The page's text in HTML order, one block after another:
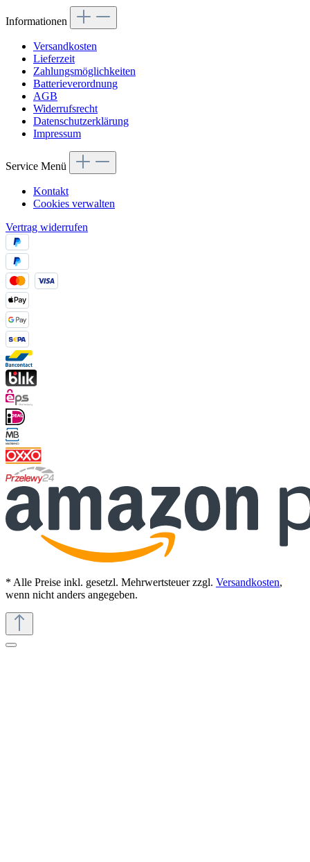
Informationen
Versandkosten
Lieferzeit
Zahlungsmöglichkeiten
Batterieverordnung
AGB
Widerrufsrecht
Datenschutzerklärung
Impressum
Service Menü
Kontakt
Cookies verwalten
Vertrag widerrufen
* Alle Preise inkl. gesetzl. Mehrwertsteuer zzgl. Versandkosten,
wenn nicht anders angegeben.